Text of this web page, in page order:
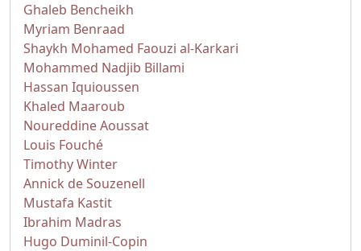
Ghaleb Bencheikh
Myriam Benraad
Shaykh Mohamed Faouzi al-Karkari
Mohammed Nadjib Billami
Hassan Iquioussen
Khaled Maaroub
Noureddine Aoussat
Louis Fouché
Timothy Winter
Annick de Souzenell
Mustafa Kastit
Ibrahim Madras
Hugo Duminil-Copin